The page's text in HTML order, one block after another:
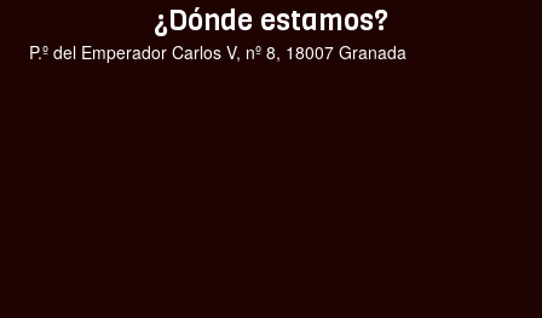
¿Dónde estamos?
P.º del Emperador Carlos V, nº 8, 18007 Granada